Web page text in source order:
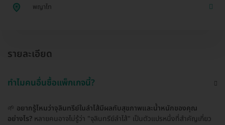
พญาไท
รายละเอียด
ทำไมคนอื่นซื้อแพ็กเกจนี้?
🌱 อยากรู้ไหมว่าจุลินทรีย์ในลำไส้มีผลกับสุขภาพและน้ำหนักของคุณ
อย่างไร? หลายคนอาจไม่รู้ว่า "จุลินทรีย์ลำไส้" เป็นตัวแปรหนึ่งที่สำคัญเกี่ยว